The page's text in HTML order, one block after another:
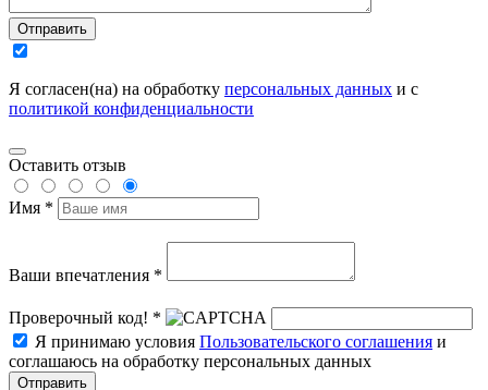
Отправить
Я согласен(на) на обработку персональных данных и с
политикой конфиденциальности
Оставить отзыв
Имя *
Ваши впечатления *
Проверочный код! *
Я принимаю условия Пользовательского соглашения и
соглашаюсь на обработку персональных данных
Отправить